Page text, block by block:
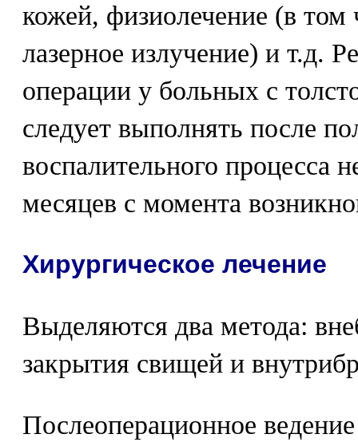
кожей, физиолечение (в том
лазерное излучение) и т.д.
операции у больных с
следует выполнять после
воспалительного процесса
месяцев с момента
Хирургическое лечение
Выделяются два метода:
закрытия свищей и
Послеоперационное